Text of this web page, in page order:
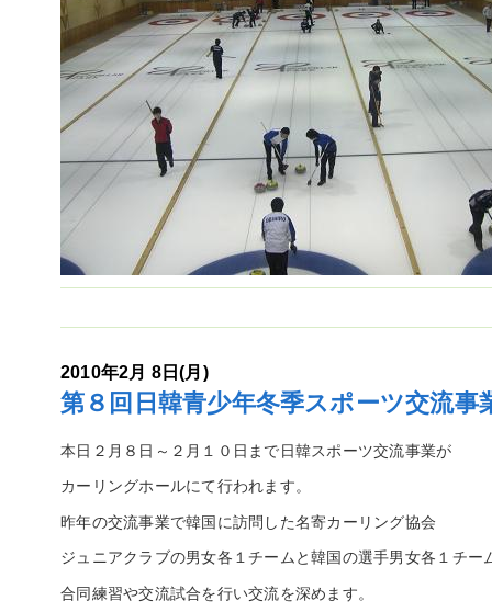
2010年2月 8日(月)
第８回日韓青少年冬季スポーツ交流事
本日２月８日～２月１０日まで日韓スポーツ交流事業が
カーリングホールにて行われます。
昨年の交流事業で韓国に訪問した名寄カーリング協会
ジュニアクラブの男女各１チームと韓国の選手男女各１チー
合同練習や交流試合を行い交流を深めます。